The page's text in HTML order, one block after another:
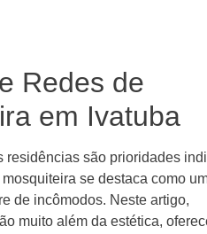
Redes de
em Ivatuba
residências são prioridades
se destaca como
de incômodos. Neste artigo,
muito além da estética,